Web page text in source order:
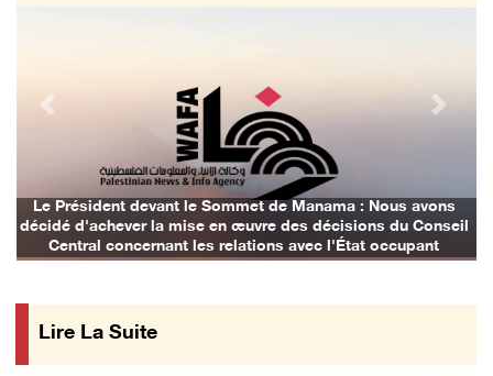
09/August/2026 07:34 AM
Des milices de colons israéliens volent un t ...
09/August/2026 07:02 AM
Des cas d’asphyxie ont été signalés dans le ...
09/August/2026 12:16 AM
Des colons attaquent une mosquée dans la bou ...
Le Président devant le Sommet de Manama : Nous avons
décidé d'achever la mise en œuvre des décisions du Conseil
Central concernant les relations avec l'État occupant
Previous Next
Lire La Suite